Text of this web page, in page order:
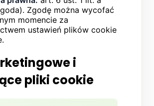
Zgodę można wycofać
momencie za
ustawień plików cookie
i
pliki cookie